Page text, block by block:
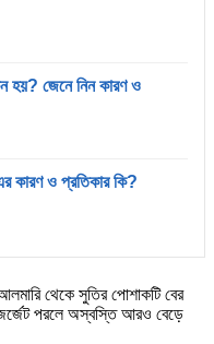
হয়? জেনে নিন কারণ ও
কারণ ও প্রতিকার কি?
থেকে সুতির পোশাকটি বের
পরলে অস্বস্তি আরও বেড়ে